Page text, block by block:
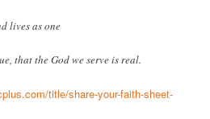
lives as one
that the God we serve is real.
title/share-your-faith-sheet-